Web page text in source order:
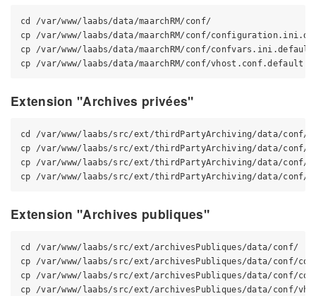
cd /var/www/laabs/data/maarchRM/conf/
cp /var/www/laabs/data/maarchRM/conf/
cp /var/www/laabs/data/maarchRM/conf/
Extension "Archives privées"
cd /var/www/laabs/src/ext/thirdPartyArchiving/data/conf/
cp /var/www/laabs/src/ext/thirdPartyArchiving/data/
cp /var/www/laabs/src/ext/thirdPartyArchiving/data/
Extension "Archives publiques"
cd /var/www/laabs/src/ext/archivesPubliques/data/conf/
cp /var/www/laabs/src/ext/archivesPubliques/data/conf/
cp /var/www/laabs/src/ext/archivesPubliques/data/conf/